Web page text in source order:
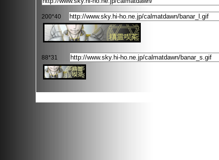
200*40
88*31